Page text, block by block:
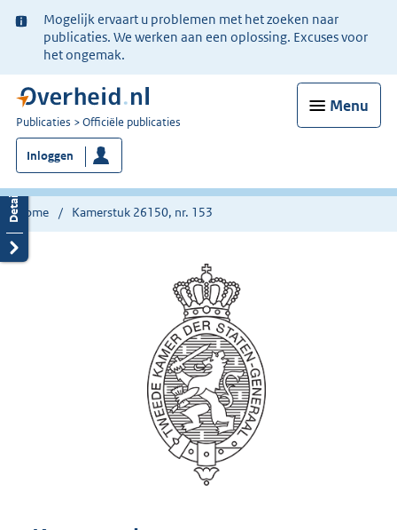
Ter
informatie:
Mogelijk ervaart u problemen met het zoeken naar
publicaties. We werken aan een oplossing. Excuses voor
het ongemak.
Menu
U
bent
nu
hier:
Publicaties Officiële publicaties
Inloggen
Home Kamerstuk 26150, nr. 153